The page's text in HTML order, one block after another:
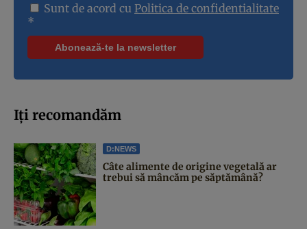
Sunt de acord cu Politica de confidentialitate
*
Iți recomandăm
D:NEWS
Câte alimente de origine vegetală ar
trebui să mâncăm pe săptămână?